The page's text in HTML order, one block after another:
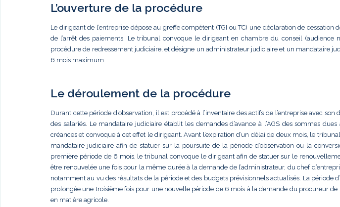
L’ouverture de la procédure
Le dirigeant de l’entreprise dépose au greffe compétent (TGI ou TC) une déclaration de
de l’arrêt des paiements. Le tribunal convoque le dirigeant en chambre du conseil (audience
procédure de redressement judiciaire, et désigne un administrateur judiciaire et un mandataire
6 mois maximum.
Le déroulement de la procédure
Durant cette période d’observation, il est procédé à l’inventaire des actifs de l’entreprise avec son
des salariés. Le mandataire judiciaire établit les demandes d’avance à l’AGS des sommes
créances et convoque à cet effet le dirigeant. Avant l’expiration d’un délai de deux mois, le
mandataire judiciaire afin de statuer sur la poursuite de la période d’observation ou la
première période de 6 mois, le tribunal convoque le dirigeant afin de statuer sur le
être renouvelée une fois pour la même durée à la demande de l’administrateur, du chef
notamment au vu des résultats de la période et des budgets prévisionnels actualisés. La période
prolongée une troisième fois pour une nouvelle période de 6 mois à la demande du procureur
en matière agricole.